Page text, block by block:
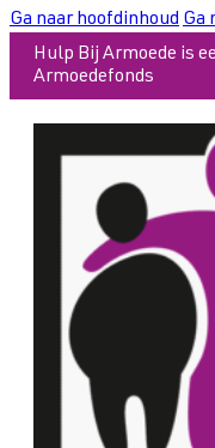
Ga naar hoofdinhoud Ga
Hulp Bij Armoede is
Armoedefonds